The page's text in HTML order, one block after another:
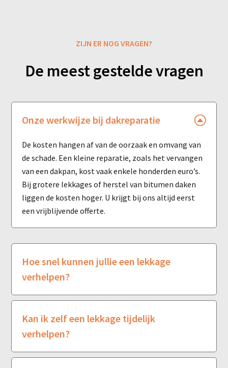
ZIJN ER NOG VRAGEN?
De meest gestelde vragen
Onze werkwijze bij dakreparatie
De kosten hangen af van de oorzaak en omvang van
de schade. Een kleine reparatie, zoals het vervangen
van een dakpan, kost vaak enkele honderden euro’s.
Bij grotere lekkages of herstel van bitumen daken
liggen de kosten hoger. U krijgt bij ons altijd eerst
een vrijblijvende offerte.
Hoe snel kunnen jullie een lekkage
verhelpen?
Kan ik zelf een lekkage tijdelijk
verhelpen?